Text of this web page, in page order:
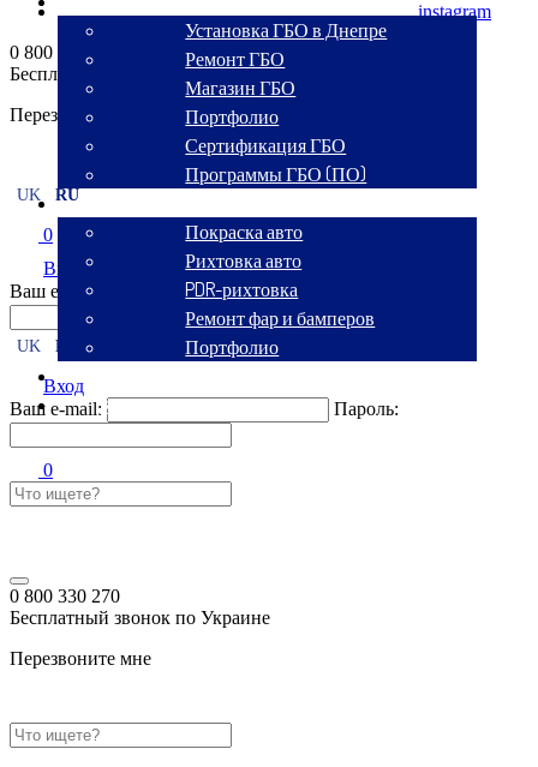
instagram
0 800 330 270
Бесплатный звонок по Украине
Перезвоните мне
UK RU
0
Вход
Ваш e-mail:
UK RU
Вход
Ваш e-mail:
Пароль:
0
0 800 330 270
Бесплатный звонок по Украине
Перезвоните мне
Установка ГБО в Днепре
Ремонт ГБО
Магазин ГБО
Портфолио
Сертификация ГБО
Программы ГБО (ПО)
Покраска авто
Рихтовка авто
PDR-рихтовка
Ремонт фар и бамперов
Портфолио
Контакты